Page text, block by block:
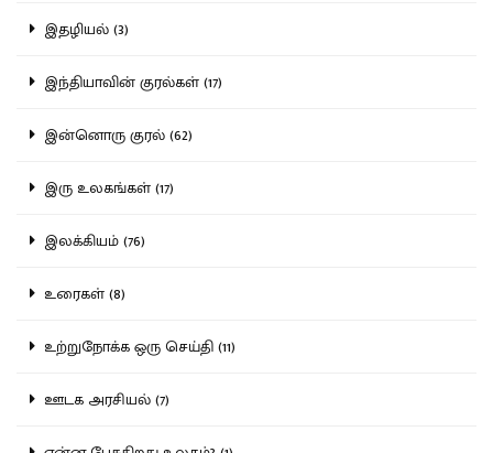
இதழியல் (3)
இந்தியாவின் குரல்கள் (17)
இன்னொரு குரல் (62)
இரு உலகங்கள் (17)
இலக்கியம் (76)
உரைகள் (8)
உற்றுநோக்க ஒரு செய்தி (11)
ஊடக அரசியல் (7)